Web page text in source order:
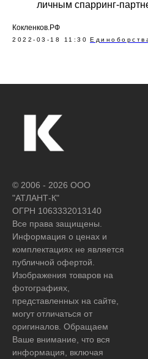
личным спарринг-
Кокленков.РФ
2022-03-18 11:30
© 2006 - 2026 ООО
"АТЛАНТ-К"
ОГРН 1063332013140
Все права защищены.
Информация о ценах и
комплектациях не является
публичной офертой.
Изображения товаров на
фотографиях,
представленных на сайте,
могут отличаться от
оригиналов. Обращаем
Ваше внимание, что вся
информация, включая